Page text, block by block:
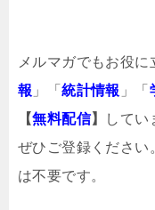
メルマガでもお役に
報 」「統計情報 」「
【無料配信】
してい
ぜひご登録ください
は不要です。